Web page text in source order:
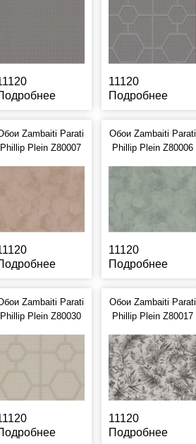
11120
Подробнее
Zambaiti Parati
Phillip Plein Z80007
Обои Zambaiti Parati
Phillip Plein Z80006
11120
Подробнее
Zambaiti Parati
Phillip Plein Z80030
Обои Zambaiti Parati
Phillip Plein Z80017
11120
Подробнее